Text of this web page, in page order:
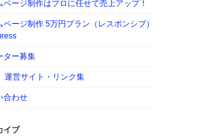
ページ制作はプロに任せて売上アップ！
ページ制作 5万円プラン（レスポンシブ）
ター募集
運営サイト・リンク集
合わせ
イブ